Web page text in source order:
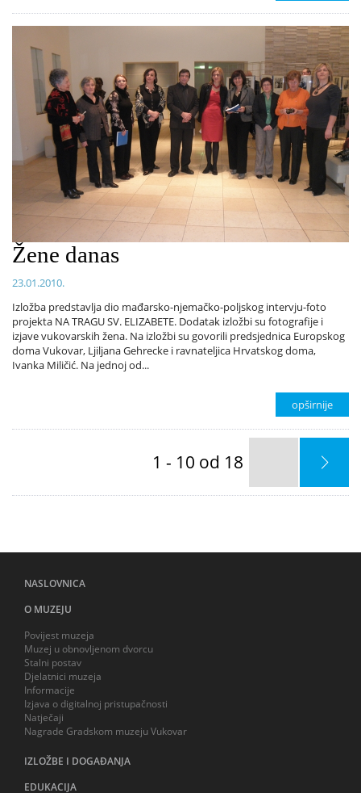
Žene danas
23.01.2010.
Izložba predstavlja dio mađarsko-njemačko-poljskog intervju-foto
projekta NA TRAGU SV. ELIZABETE. Dodatak izložbi su fotografije i
izjave vukovarskih žena. Na izložbi su govorili predsjednica Europskog
doma Vukovar, Ljiljana Gehrecke i ravnateljica Hrvatskog doma,
Ivanka Miličić. Na jednoj od...
opširnije
1 - 10 od 18
NASLOVNICA
O MUZEJU
Povijest muzeja
Muzej u obnovljenom dvorcu
Stalni postav
Djelatnici muzeja
Informacije
Izjava o digitalnoj pristupačnosti
Natječaji
Nagrade Gradskom muzeju Vukovar
IZLOŽBE I DOGAĐANJA
EDUKACIJA